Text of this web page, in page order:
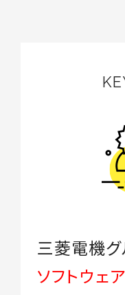
三菱電機グ
ソフトウェ